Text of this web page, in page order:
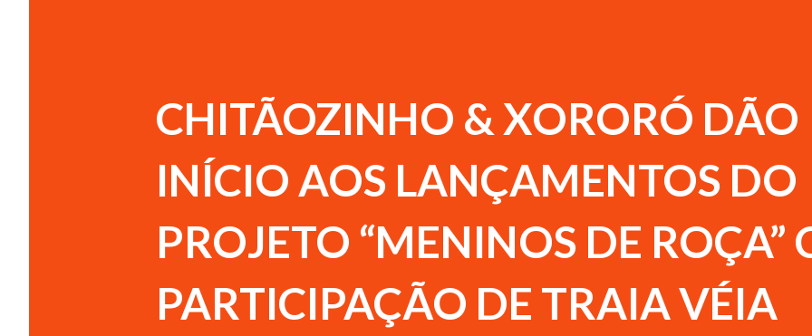
CHITÃOZINHO & XORORÓ DÃO
INÍCIO AOS LANÇAMENTOS DO
PROJETO “MENINOS DE ROÇA”
PARTICIPAÇÃO DE TRAIA VÉIA